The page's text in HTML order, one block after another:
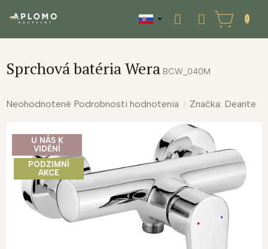
NÁKUPNÝ
KOŠÍK
Sprchová batéria Wera BCW_040M
Priemerné
0,0
hviezdičiek.
Neohodnotené Podrobnosti hodnotenia Značka: Deante
U NÁS K
VIDĚNÍ
PODZIMNÍ
AKCE